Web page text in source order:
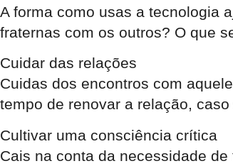
A forma como usas a tecnologia
fraternas com os outros? O que
Cuidar das relações
Cuidas dos encontros com
tempo de renovar a relação,
Cultivar uma consciência crítica
Cais na conta da necessidade